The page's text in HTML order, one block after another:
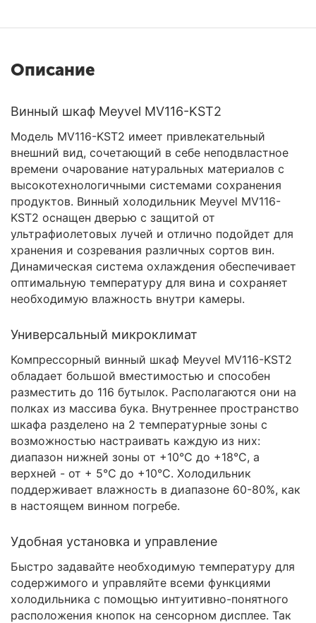
Описание
Винный шкаф Meyvel MV116-KST2
Модель MV116-KST2 имеет привлекательный
внешний вид, сочетающий в себе неподвластное
времени очарование натуральных материалов с
высокотехнологичными системами сохранения
продуктов. Винный холодильник Meyvel MV116-
KST2 оснащен дверью с защитой от
ультрафиолетовых лучей и отлично подойдет для
хранения и созревания различных сортов вин.
Динамическая система охлаждения обеспечивает
оптимальную температуру для вина и сохраняет
необходимую влажность внутри камеры.
Универсальный микроклимат
Компрессорный винный шкаф Meyvel MV116-KST2
обладает большой вместимостью и способен
разместить до 116 бутылок. Располагаются они на
полках из массива бука. Внутреннее пространство
шкафа разделено на 2 температурные зоны с
возможностью настраивать каждую из них:
диапазон нижней зоны от +10°C до +18°C, а
верхней - от + 5°C до +10°C. Холодильник
поддерживает влажность в диапазоне 60-80%, как
в настоящем винном погребе.
Удобная установка и управление
Быстро задавайте необходимую температуру для
содержимого и управляйте всеми функциями
холодильника с помощью интуитивно-понятного
расположения кнопок на сенсорном дисплее. Так